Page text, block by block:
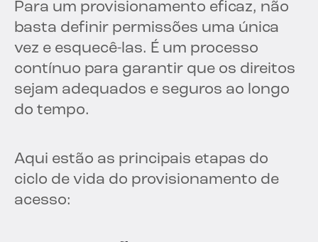
Para um provisionamento eficaz, não
basta definir permissões uma única
vez e esquecê-las. É um processo
contínuo para garantir que os direitos
sejam adequados e seguros ao longo
do tempo.
Aqui estão as principais etapas do
ciclo de vida do provisionamento de
acesso: